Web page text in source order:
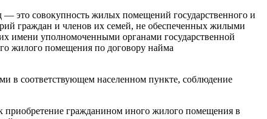
это совокупность жилых помещений государственного и
граждан и членов их семей, не обеспеченных жилыми
имени уполномоченными органами государственной
жилого помещения по договору найма
в соответствующем населенном пункте, соблюдение
приобретение гражданином иного жилого помещения в